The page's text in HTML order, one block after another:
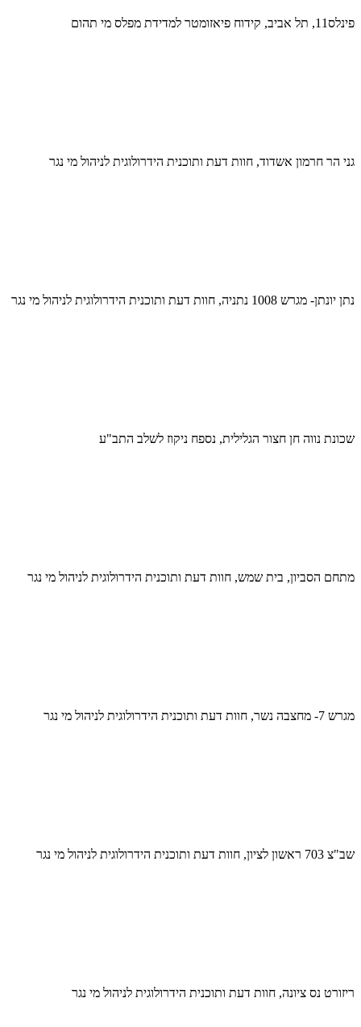
פינלס11, תל אביב, קידוח פיאזומטר למדידת מפלס מי תהום
גני הר חרמון אשדוד, חוות דעת ותוכנית הידרולוגית לניהול מי נגר
נתן יונתן- מגרש 1008 נתניה, חוות דעת ותוכנית הידרולוגית לניהול מי נגר
שכונת נווה חן חצור הגלילית, נספח ניקוז לשלב התב"ע
מתחם הסביון, בית שמש, חוות דעת ותוכנית הידרולוגית לניהול מי נגר
מגרש 7- מחצבה נשר, חוות דעת ותוכנית הידרולוגית לניהול מי נגר
שב"צ 703 ראשון לציון, חוות דעת ותוכנית הידרולוגית לניהול מי נגר
ריזורט נס ציונה, חוות דעת ותוכנית הידרולוגית לניהול מי נגר